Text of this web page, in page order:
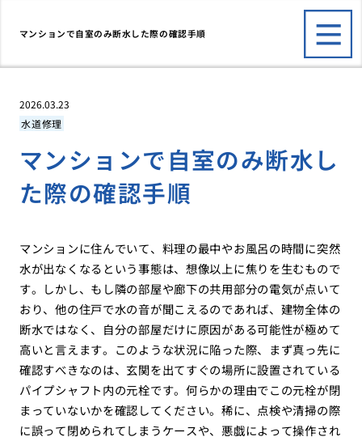
マンションで自室のみ断水した際の確認手順
2026.03.23
水道修理
マンションで自室のみ断水し
た際の確認手順
マンションに住んでいて、料理の最中やお風呂の時間に突然
水が出なくなるという事態は、想像以上に焦りを生むもので
す。しかし、もし隣の部屋や廊下の共用部分の電気が点いて
おり、他の住戸で水の音が聞こえるのであれば、建物全体の
断水ではなく、自分の部屋だけに原因がある可能性が極めて
高いと言えます。このような状況に陥った際、まず真っ先に
確認すべきなのは、玄関を出てすぐの場所に設置されている
パイプシャフト内の元栓です。何らかの理由でこの元栓が閉
まっていないかを確認してください。稀に、点検や清掃の際
に誤って閉められてしまうケースや、悪戯によって操作され